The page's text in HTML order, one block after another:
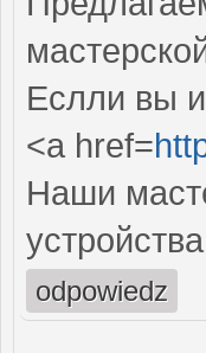
Еслли вы
<a href=
Наши
odpowiedz